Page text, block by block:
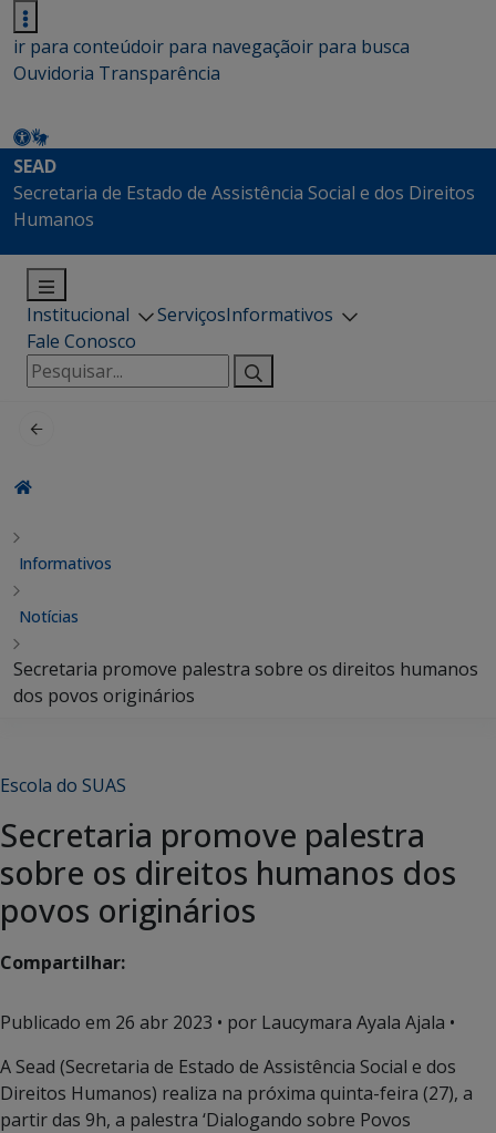
ir para conteúdoir para navegaçãoir para busca
Ouvidoria Transparência
SEAD
Secretaria de Estado de Assistência Social e dos Direitos
Humanos
Institucional ServiçosInformativos
Fale Conosco
Pesquisar
por:
Informativos
Notícias
Secretaria promove palestra sobre os direitos humanos
dos povos originários
Escola do SUAS
Secretaria promove palestra
sobre os direitos humanos dos
povos originários
Compartilhar:
Publicado em 26 abr 2023 • por Laucymara Ayala Ajala •
A Sead (Secretaria de Estado de Assistência Social e dos
Direitos Humanos) realiza na próxima quinta-feira (27), a
partir das 9h, a palestra ‘Dialogando sobre Povos